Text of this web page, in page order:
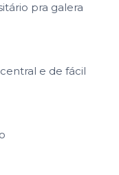
pra galera
e de fácil